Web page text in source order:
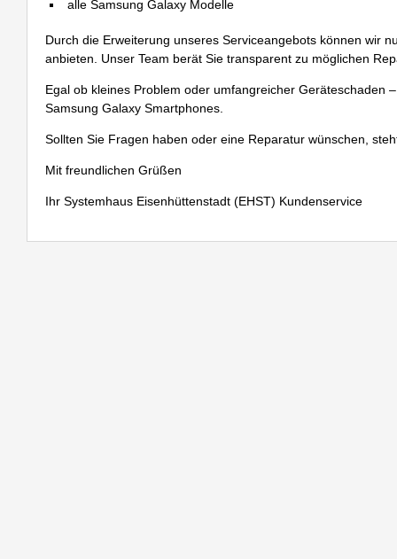
alle Samsung Galaxy Modelle
Durch die Erweiterung unseres Serviceangebots können wir
anbieten. Unser Team berät Sie transparent zu möglichen
Egal ob kleines Problem oder umfangreicher Geräteschaden
Samsung Galaxy Smartphones.
Sollten Sie Fragen haben oder eine Reparatur wünschen,
Mit freundlichen Grüßen
Ihr Systemhaus Eisenhüttenstadt (EHST) Kundenservice